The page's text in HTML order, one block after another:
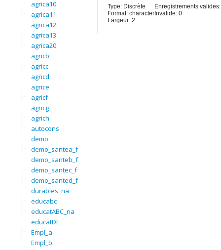
agrica10
agrica11
agrica12
agrica13
agrica20
agricb
agricc
agricd
agrice
agricf
agricg
agrich
autocons
demo
demo_santea_f
demo_santeb_f
demo_santec_f
demo_santed_f
durables_na
educabc
educatABC_na
educatDE
Empl_a
Empl_b
Type: Discrète
Format: character
Largeur: 2
Enregistrements
Invalide: 0